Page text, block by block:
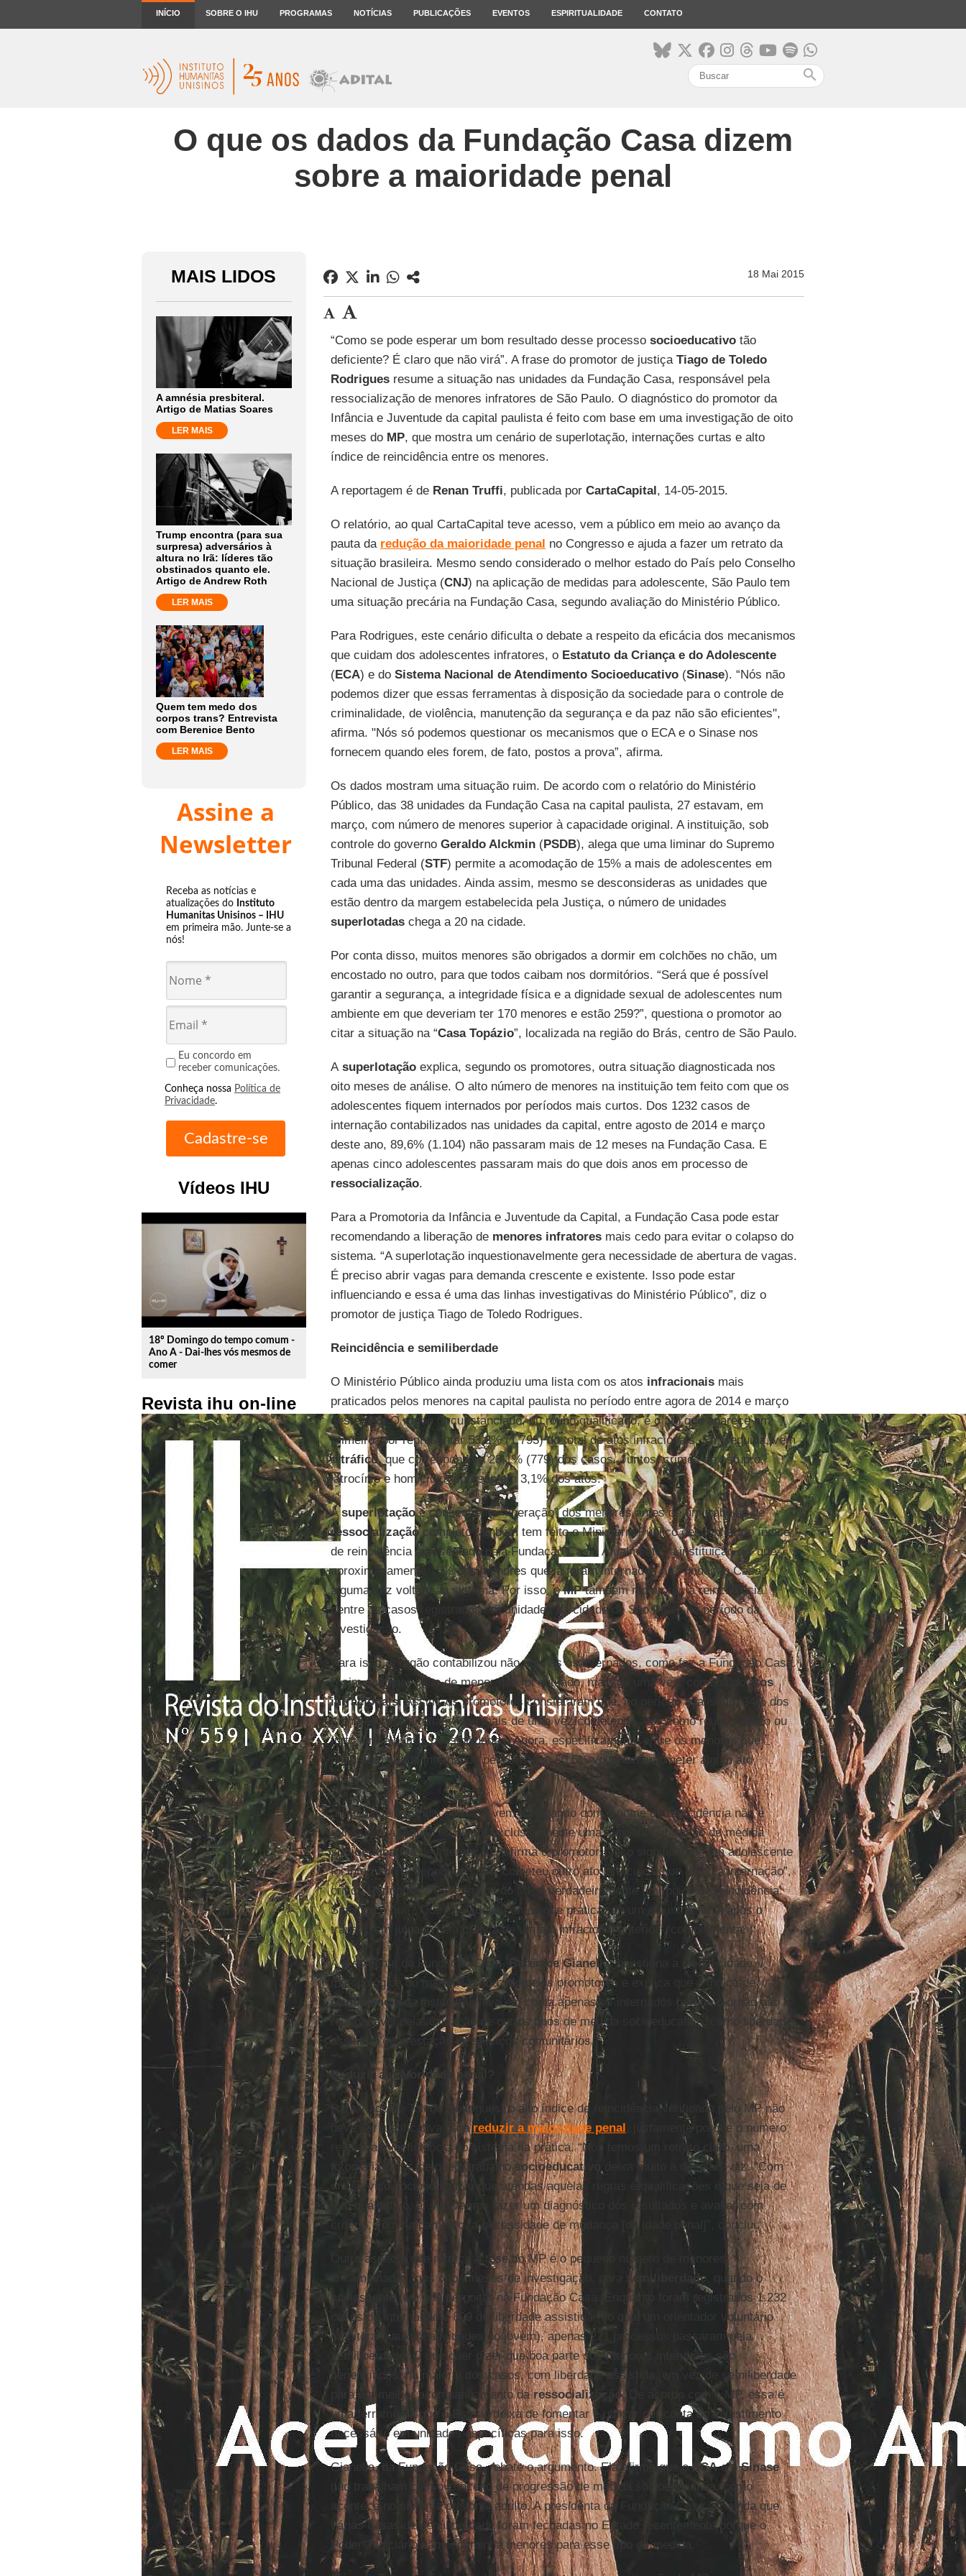
INÍCIO SOBRE O IHU PROGRAMAS NOTÍCIAS PUBLICAÇÕES EVENTOS ESPIRITUALIDADE CONTATO
search
O que os dados da Fundação Casa dizem
sobre a maioridade penal
MAIS LIDOS
A amnésia presbiteral.
Artigo de Matias Soares
LER MAIS
Trump encontra (para sua
surpresa) adversários à
altura no Irã: líderes tão
obstinados quanto ele.
Artigo de Andrew Roth
LER MAIS
Quem tem medo dos
corpos trans? Entrevista
com Berenice Bento
LER MAIS
Assine a
Newsletter
Receba as notícias e
atualizações do Instituto
Humanitas Unisinos – IHU
em primeira mão. Junte-se a
nós!
Eu concordo em
receber comunicações.
Conheça nossa Política de
Privacidade.
Vídeos IHU
play_circle_outline
18º Domingo do tempo comum -
Ano A - Dai-lhes vós mesmos de
comer
Revista ihu on-line
18 Mai 2015
“Como se pode esperar um bom resultado desse processo socioeducativotão
deficiente? É claro que não virá”. A frase do promotor de justiça Tiago de Toledo
Rodriguesresume a situação nas unidades da Fundação Casa, responsável pela
ressocialização de menores infratores de São Paulo. O diagnóstico do promotor da
Infância e Juventude da capital paulista é feito com base em uma investigação de oito
meses do MP, que mostra um cenário de superlotação, internações curtas e alto
índice de reincidência entre os menores.
A reportagem é de Renan Truffi, publicada por CartaCapital, 14-05-2015.
O relatório, ao qual CartaCapital teve acesso, vem a público em meio ao avanço da
pauta da redução da maioridade penal no Congresso e ajuda a fazer um retrato da
situação brasileira. Mesmo sendo considerado o melhor estado do País pelo Conselho
Nacional de Justiça (CNJ) na aplicação de medidas para adolescente, São Paulo tem
uma situação precária na Fundação Casa, segundo avaliação do Ministério Público.
Para Rodrigues, este cenário dificulta o debate a respeito da eficácia dos mecanismos
que cuidam dos adolescentes infratores, o Estatuto da Criança e do Adolescente
(ECA) e do Sistema Nacional de Atendimento Socioeducativo(Sinase). “Nós não
podemos dizer que essas ferramentas à disposição da sociedade para o controle de
criminalidade, de violência, manutenção da segurança e da paz não são eficientes",
afirma. "Nós só podemos questionar os mecanismos que o ECA e o Sinase nos
fornecem quando eles forem, de fato, postos a prova”, afirma.
Os dados mostram uma situação ruim. De acordo com o relatório do Ministério
Público, das 38 unidades da Fundação Casa na capital paulista, 27 estavam, em
março, com número de menores superior à capacidade original. A instituição, sob
controle do governo Geraldo Alckmin(PSDB), alega que uma liminar do Supremo
Tribunal Federal (STF) permite a acomodação de 15% a mais de adolescentes em
cada uma das unidades. Ainda assim, mesmo se desconsideras as unidades que
estão dentro da margem estabelecida pela Justiça, o número de unidades
superlotadaschega a 20 na cidade.
Por conta disso, muitos menores são obrigados a dormir em colchões no chão, um
encostado no outro, para que todos caibam nos dormitórios. “Será que é possível
garantir a segurança, a integridade física e a dignidade sexual de adolescentes num
ambiente em que deveriam ter 170 menores e estão 259?”, questiona o promotor ao
citar a situação na “Casa Topázio”, localizada na região do Brás, centro de São Paulo.
Asuperlotaçãoexplica, segundo os promotores, outra situação diagnosticada nos
oito meses de análise. O alto número de menores na instituição tem feito com que os
adolescentes fiquem internados por períodos mais curtos. Dos 1232 casos de
internação contabilizados nas unidades da capital, entre agosto de 2014 e março
deste ano, 89,6% (1.104) não passaram mais de 12 meses na Fundação Casa. E
apenas cinco adolescentes passaram mais do que dois anos em processo de
ressocialização.
Para a Promotoria da Infância e Juventude da Capital, a Fundação Casa pode estar
recomendando a liberação de menores infratoresmais cedo para evitar o colapso do
sistema. “A superlotação inquestionavelmente gera necessidade de abertura de vagas.
É preciso abrir vagas para demanda crescente e existente. Isso pode estar
influenciando e essa é uma das linhas investigativas do Ministério Público”, diz o
promotor de justiça Tiago de Toledo Rodrigues.
Reincidência e semiliberdade
O Ministério Público ainda produziu uma lista com os atos infracionaismais
praticados pelos menores na capital paulista no período entre agora de 2014 e março
deste ano. O roubo circunstanciado, ou roubo qualificado, é o ato que aparece em
primeiro, por representar 53,2% (1.793) do total de atos infracionais. Em seguida, vem
otráfico, que corresponde a 23,1% (779) dos casos. Juntos, crimes de estupro,
latrocínio e homicídio representam 3,1% dos atos.
Asuperlotaçãoe consequente “liberação” dos menores antes de um trabalho de
ressocializaçãocompleto também tem feito o Ministério Público desconfiar do índice
de reincidência apresentado pela Fundação Casa. Atualmente, a instituição diz que
aproximadamente 15% dos menores que já foram internados na Fundação Casa
alguma vez voltam ao sistema. Por isso, oMPtambém monitorou a reincidência
dentre os casos registrados em unidades da cidade de São Paulo no período da
investigação.
Para isso, o órgão contabilizou não apenas os internados, como faz a Fundação Casa.
E sim qualquer caso de menor que foi autuado, mais de uma vez, cometendoatos
infracionais. Assim, os promotores constataram que, no período analisado, 34% dos
menores já foram flagrados mais de uma vez cometendo atos como roubo, tráfico ou
furto, entre outras possibilidades. Agora, especificamente entre os menores que
acabaram sendo internados pela Justiça, 50,5% voltaram a cometer algum ato
infracional.
“Aquilo que a Fundação Casa vem divulgando com o nome de reincidência não é
reincidência. Aquilo é única e exclusivamente uma suposta reiteração de medida
socioeducativade internação", afirma o promotor. "Isso significa que um adolescente
foi internado e, depois de solto, cometeu outro ato infracional que levou à internação”,
critica Rodrigues. “Esse índice do MP é verdadeiramente um índice de reincidência.
Significa o quê? Que são adolescentes que praticaram um ato infracional após o
trânsito em julgado pela prática de um ato infracional anterior”, complementa.
A presidente da Fundação Casa,Berenice Gianella, questiona a cientificidade
metodológica do material produzido pelos promotores e explica que o índice de
reincidência da instituição leva em conta apenas os internados porque o órgão não é
responsável pela aplicação de outros tipos de medida socioeducativa, como liberdade
assistida ou prestação de serviços comunitários.
Reduzir a maioridade penal?
Para Tiago de Toledo Rodrigues, o alto índice de reincidência verificado pelo MP não
deve ser justificativa parareduzir a maioridade penal , justamente porque o número
revelaria a ineficiência do sistema na prática. “Nós temos um retrato claro, uma
fotografia clara, de que o trabalhosocioeducativo
deixa muito a desejar”, diz. “Com
um serviço socioeducativo que atendas aquelas regras e qualificações e que seja de
fato qualitativo, aí sim vamos fazer um diagnóstico dos resultados e avaliar com
critério, com fundamento, a necessidade de mudança [da idade penal]”, conclui.
Outro aspecto que reforça a tese do MP é o pequeno número de menores
encaminhados, nos oitos meses de investigação, para
semiliberdade
, quando o
adolescente tem que pernoitar na Fundação Casa. Enquanto foram registrados 1.232
casos de internação e 899 de liberdade assistida (no qual um orientador voluntário
monitora e auxilia atividades do jovem), apenas 271 processos passaram pela
semiliberdade. O que quer dizer que boa parte dos menores internados são
beneficiados, na maioria dos casos, com liberdade assistida, em vez de semiliberdade
para um melhor acompanhamento daressocialização. De acordo com o MP, essa é
uma ferramenta que o Estado deixa de fomentar e utilizar por conta do investimento
necessário em unidades específicas para isso.
Gianella, da Fundação Casa, rebate o argumento. Ela afirma que oECAe oSinase
não trabalham com o conceito de progressão de medida socioeducativa, como
acontece no sistema prisional adulto. A presidenta da Fundação Casa diz ainda que
várias casas de semiliberdade foram fechadas no Estado recentemente porque o
Poder Judiciário não encaminha menores para esse tipo de medida.